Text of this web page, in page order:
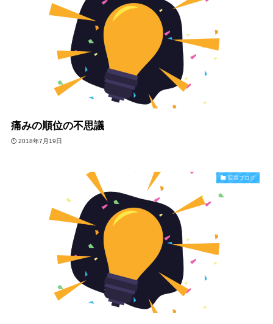
痛みの順位の不思議
2018年7月19日
院長ブログ